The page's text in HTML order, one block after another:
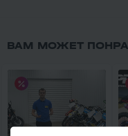
ВАМ МОЖЕТ